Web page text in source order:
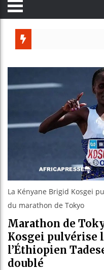
La Kényane Brigid Kosgei
du marathon de Tokyo
Marathon de
Kosgei pulvérise
l’Éthiopien
doublé